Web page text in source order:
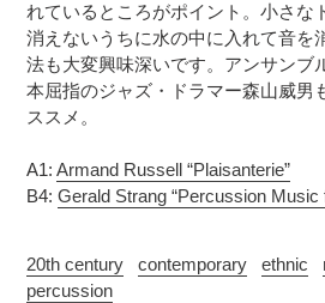
ョ
ン
表
記
に
い
て
れているところがポイント。小さな
消えないうちに水の中に入れて音を
法も大変興味深いです。アンサンブ
本屈指のジャズ・ドラマー森山威男
ススメ。
A1: Armand Russell “Plaisanterie”
B4: Gerald Strang “Percussion Music
20th century contemporary ethnic
percussion